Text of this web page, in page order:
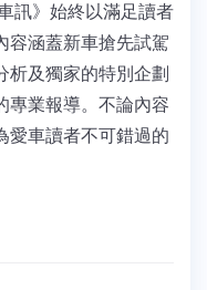
訊》始終以滿足讀者
容涵蓋新車搶先試駕
析及獨家的特別企劃
專業報導。不論內容
愛車讀者不可錯過的